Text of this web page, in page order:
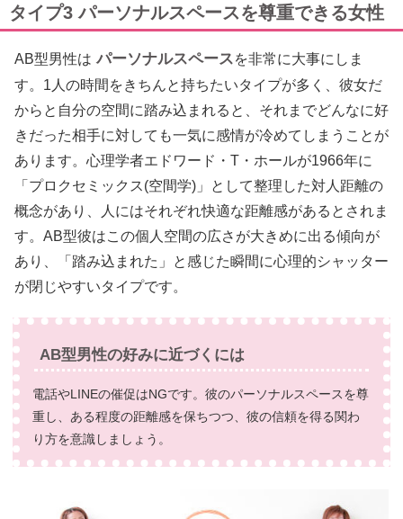
タイプ3 パーソナルスペースを尊重できる女性
AB型男性は パーソナルスペースを非常に大事にしま
す。1人の時間をきちんと持ちたいタイプが多く、彼女だ
からと自分の空間に踏み込まれると、それまでどんなに好
きだった相手に対しても一気に感情が冷めてしまうことが
あります。心理学者エドワード・T・ホールが1966年に
「プロクセミックス(空間学)」として整理した対人距離の
概念があり、人にはそれぞれ快適な距離感があるとされま
す。AB型彼はこの個人空間の広さが大きめに出る傾向が
あり、「踏み込まれた」と感じた瞬間に心理的シャッター
が閉じやすいタイプです。
AB型男性の好みに近づくには
電話やLINEの催促はNGです。彼のパーソナルスペースを尊
重し、ある程度の距離感を保ちつつ、彼の信頼を得る関わ
り方を意識しましょう。